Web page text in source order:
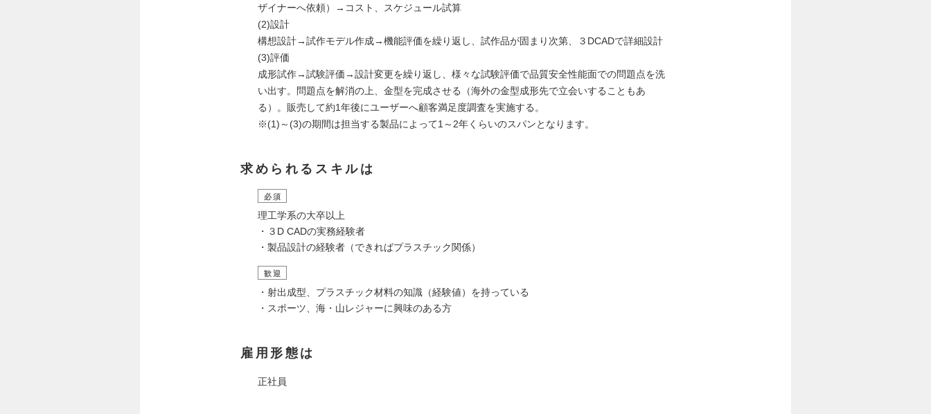
ザイナーへ依頼）→コスト、スケジュール試算
(2)設計
構想設計→試作モデル作成→機能評価を繰り返し、試作品が固まり次第、３DCADで詳細設計
(3)評価
成形試作→試験評価→設計変更を繰り返し、様々な試験評価で品質安全性能面での問題点を洗
い出す。問題点を解消の上、金型を完成させる（海外の金型成形先で立会いすることもあ
る）。販売して約1年後にユーザーへ顧客満足度調査を実施する。
※(1)～(3)の期間は担当する製品によって1～2年くらいのスパンとなります。
求められるスキルは
必須
理工学系の大卒以上
・３D CADの実務経験者
・製品設計の経験者（できればプラスチック関係）
歓迎
・射出成型、プラスチック材料の知識（経験値）を持っている
・スポーツ、海・山レジャーに興味のある方
雇用形態は
正社員